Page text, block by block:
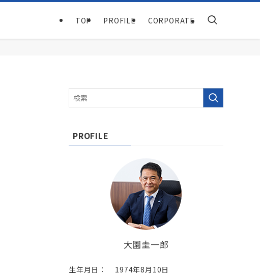
TOP PROFILE CORPORATE
PROFILE
大園圭一郎
生年月日：
1974年8月10日